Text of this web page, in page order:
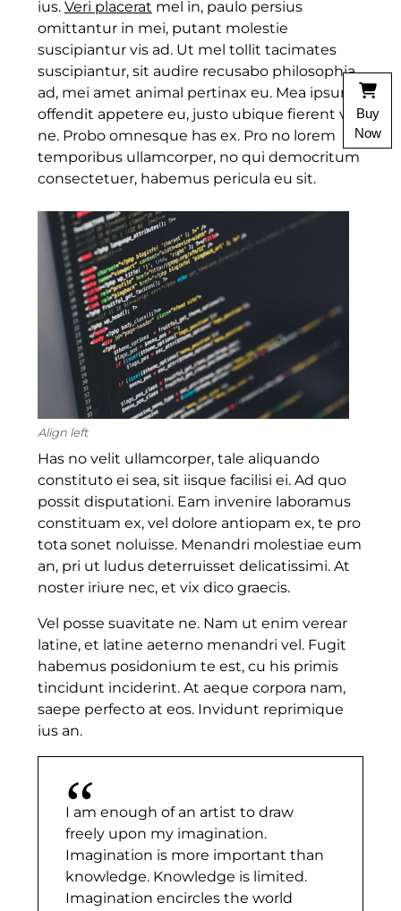
ius. Veri placerat mel in, paulo persius
omittantur in mei, putant molestie
suscipiantur vis ad. Ut mel tollit tacimates
suscipiantur, sit audire recusabo philosophia
ad, mei amet animal pertinax eu. Mea ipsum
offendit appetere eu, justo ubique fierent vis
ne. Probo omnesque has ex. Pro no lorem
temporibus ullamcorper, no qui democritum
consectetuer, habemus pericula eu sit.
Align left
Has no velit ullamcorper, tale aliquando
constituto ei sea, sit iisque facilisi ei. Ad quo
possit disputationi. Eam invenire laboramus
constituam ex, vel dolore antiopam ex, te pro
tota sonet noluisse. Menandri molestiae eum
an, pri ut ludus deterruisset delicatissimi. At
noster iriure nec, et vix dico graecis.
Vel posse suavitate ne. Nam ut enim verear
latine, et latine aeterno menandri vel. Fugit
habemus posidonium te est, cu his primis
tincidunt inciderint. At aeque corpora nam,
saepe perfecto at eos. Invidunt reprimique
ius an.
I am enough of an artist to draw
freely upon my imagination.
Imagination is more important than
knowledge. Knowledge is limited.
Imagination encircles the world
Buy
Now